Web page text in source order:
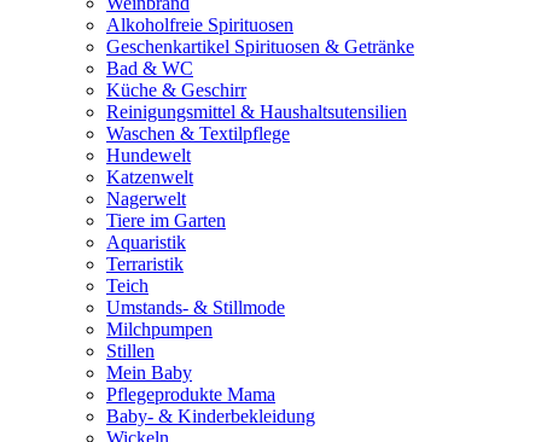
Alkoholfreie Spirituosen
Geschenkartikel Spirituosen & Getränke
Bad & WC
Küche & Geschirr
Reinigungsmittel & Haushaltsutensilien
Waschen & Textilpflege
Hundewelt
Katzenwelt
Nagerwelt
Tiere im Garten
Aquaristik
Terraristik
Teich
Umstands- & Stillmode
Milchpumpen
Stillen
Mein Baby
Pflegeprodukte Mama
Baby- & Kinderbekleidung
Wickeln